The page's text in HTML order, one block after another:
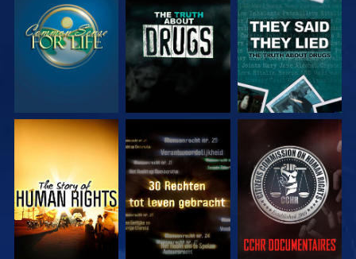
KIJK KIJK KIJK
KIJK KIJK KIJK